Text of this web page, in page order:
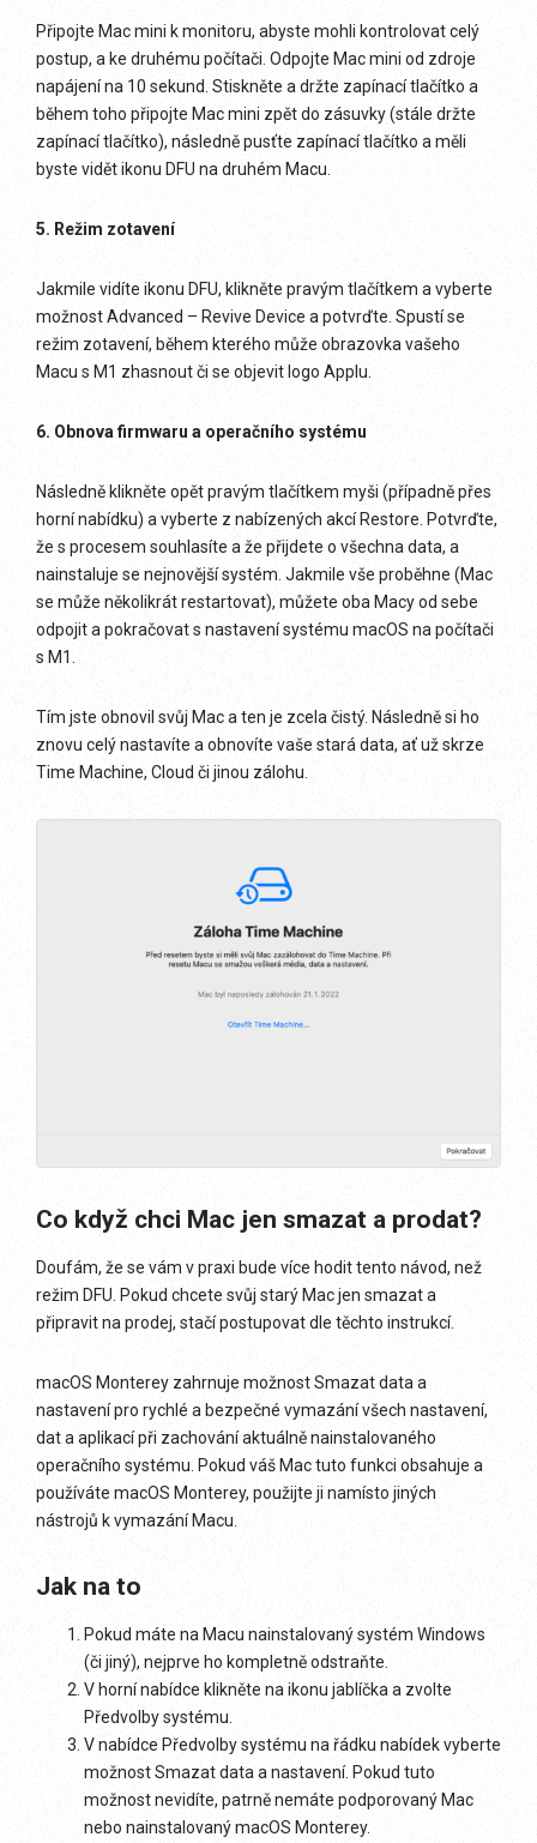
Připojte Mac mini k monitoru, abyste mohli kontrolovat celý
postup, a ke druhému počítači. Odpojte Mac mini od zdroje
napájení na 10 sekund. Stiskněte a držte zapínací tlačítko a
během toho připojte Mac mini zpět do zásuvky (stále držte
zapínací tlačítko), následně pusťte zapínací tlačítko a měli
byste vidět ikonu DFU na druhém Macu.
5. Režim zotavení
Jakmile vidíte ikonu DFU, klikněte pravým tlačítkem a vyberte
možnost Advanced – Revive Device a potvrďte. Spustí se
režim zotavení, během kterého může obrazovka vašeho
Macu s M1 zhasnout či se objevit logo Applu.
6. Obnova firmwaru a operačního systému
Následně klikněte opět pravým tlačítkem myši (případně přes
horní nabídku) a vyberte z nabízených akcí Restore. Potvrďte,
že s procesem souhlasíte a že přijdete o všechna data, a
nainstaluje se nejnovější systém. Jakmile vše proběhne (Mac
se může několikrát restartovat), můžete oba Macy od sebe
odpojit a pokračovat s nastavení systému macOS na počítači
s M1.
Tím jste obnovil svůj Mac a ten je zcela čistý. Následně si ho
znovu celý nastavíte a obnovíte vaše stará data, ať už skrze
Time Machine, Cloud či jinou zálohu.
Co když chci Mac jen smazat a prodat?
Doufám, že se vám v praxi bude více hodit tento návod, než
režim DFU. Pokud chcete svůj starý Mac jen smazat a
připravit na prodej, stačí postupovat dle těchto instrukcí.
macOS Monterey zahrnuje možnost Smazat data a
nastavení pro rychlé a bezpečné vymazání všech nastavení,
dat a aplikací při zachování aktuálně nainstalovaného
operačního systému. Pokud váš Mac tuto funkci obsahuje a
používáte macOS Monterey, použijte ji namísto jiných
nástrojů k vymazání Macu.
Jak na to
Pokud máte na Macu nainstalovaný systém Windows
(či jiný), nejprve ho kompletně odstraňte.
V horní nabídce klikněte na ikonu jablíčka a zvolte
Předvolby systému.
V nabídce Předvolby systému na řádku nabídek vyberte
možnost Smazat data a nastavení. Pokud tuto
možnost nevidíte, patrně nemáte podporovaný Mac
nebo nainstalovaný macOS Monterey.